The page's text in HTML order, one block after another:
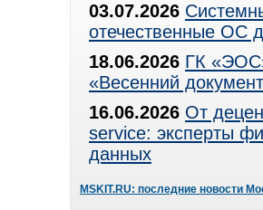
03.07.2026
отечественные ОС
18.06.2026 ГК
«Весенний
16.06.2026 От
service: эксперты
данных
MSKIT.RU: последние новости